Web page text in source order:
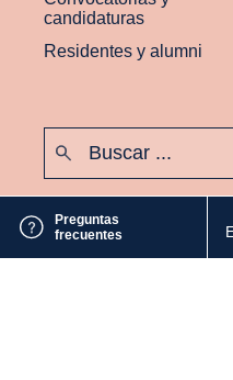
candidaturas
Residentes y alumni
Preguntas
frecuentes